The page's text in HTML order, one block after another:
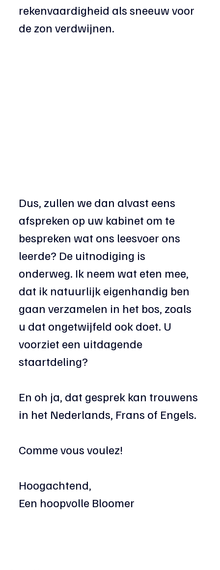
rekenvaardigheid als sneeuw voor
de zon verdwijnen.
Dus, zullen we dan alvast eens
afspreken op uw kabinet om te
bespreken wat ons leesvoer ons
leerde? De uitnodiging is
onderweg. Ik neem wat eten mee,
dat ik natuurlijk eigenhandig ben
gaan verzamelen in het bos, zoals
u dat ongetwijfeld ook doet. U
voorziet een uitdagende
staartdeling?
En oh ja, dat gesprek kan trouwens
in het Nederlands, Frans of Engels.
Comme vous voulez!
Hoogachtend,
Een hoopvolle Bloomer